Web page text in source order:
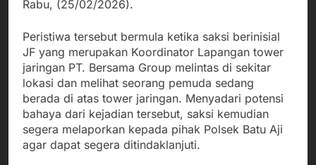
Rabu, (25/02/2026).
Peristiwa tersebut bermula ketika saksi berinisial
JF yang merupakan Koordinator Lapangan tower
jaringan PT. Bersama Group melintas di sekitar
lokasi dan melihat seorang pemuda sedang
berada di atas tower jaringan. Menyadari potensi
bahaya dari kejadian tersebut, saksi kemudian
segera melaporkan kepada pihak Polsek Batu Aji
agar dapat segera ditindaklanjuti.